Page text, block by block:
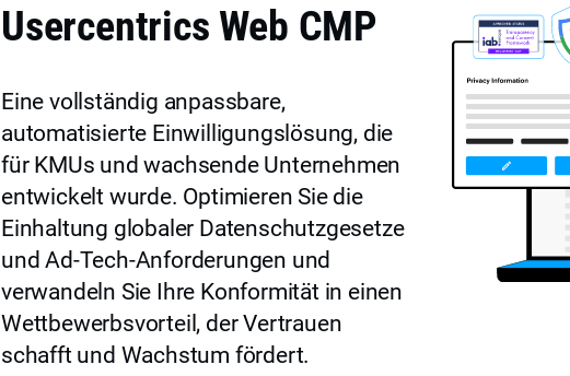
Usercentrics Web CMP
Eine vollständig anpassbare,
automatisierte Einwilligungslösung, die
für KMUs und wachsende Unternehmen
entwickelt wurde. Optimieren Sie die
Einhaltung globaler Datenschutzgesetze
und Ad-Tech-Anforderungen und
verwandeln Sie Ihre Konformität in einen
Wettbewerbsvorteil, der Vertrauen
schafft und Wachstum fördert.